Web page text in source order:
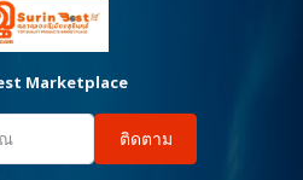
Marketplace
ติดตาม